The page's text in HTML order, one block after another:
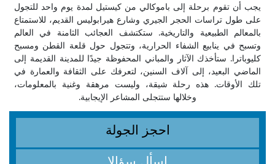
يجب أن تقوم برحلة إلى باموكالي من كيستيل لمدة يوم واحد للتجول
على طول تراسات الحجر الجيري وشارع هيرابوليس القديم، للاستمتاع
بالمعالم الطبيعية والتاريخية. ستكتشف العجائب الثامنة في العالم
وتسبح في ينابيع الشفاء الحرارية، وتتجول حول قلعة القطن ومسبح
كليوباترا. ستأخذك الآثار والمباني المحفوظة جيدًا للمدينة القديمة إلى
الماضي البعيد، إلى آلاف السنين، لتعرفك على الثقافة والعمارة في
تلك الأوقات. هذه رحلة شيقة، وليست مرهقة وغنية بالمعلومات،
وخلالها ستتجلى المشاعر الإيجابية.
احجز الجولة